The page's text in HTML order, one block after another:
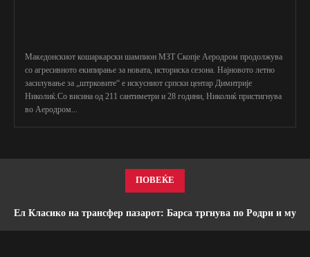
Македонскиот кошаркарски шампион МЗТ Скопје Аеродром продолжува
со агресивното екипирање за новата, историска сезона. Најновото летно
засилување за „штрковите“ е искусниот српски центар Димитрије
Николиќ.Со висина од 211 сантиметри и 28 години, Николиќ пристигнува
во Аеродром...
ПОВЕЌЕ
Ел Класико на трансфер пазарот: Барса тргнува по Родри и му